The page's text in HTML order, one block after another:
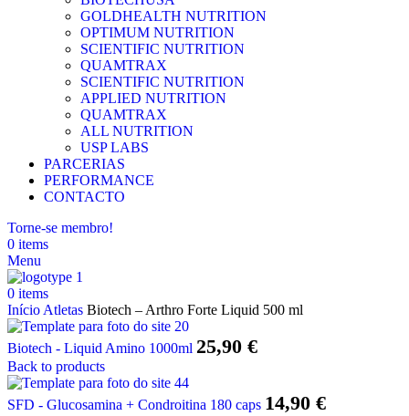
GOLDHEALTH NUTRITION
OPTIMUM NUTRITION
SCIENTIFIC NUTRITION
QUAMTRAX
SCIENTIFIC NUTRITION
APPLIED NUTRITION
QUAMTRAX
ALL NUTRITION
USP LABS
PARCERIAS
PERFORMANCE
CONTACTO
Torne-se membro!
0 items
Menu
0 items
Início Atletas Biotech – Arthro Forte Liquid 500 ml
Biotech - Liquid Amino 1000ml 25,90 €
Back to products
SFD - Glucosamina + Condroitina 180 caps 14,90 €